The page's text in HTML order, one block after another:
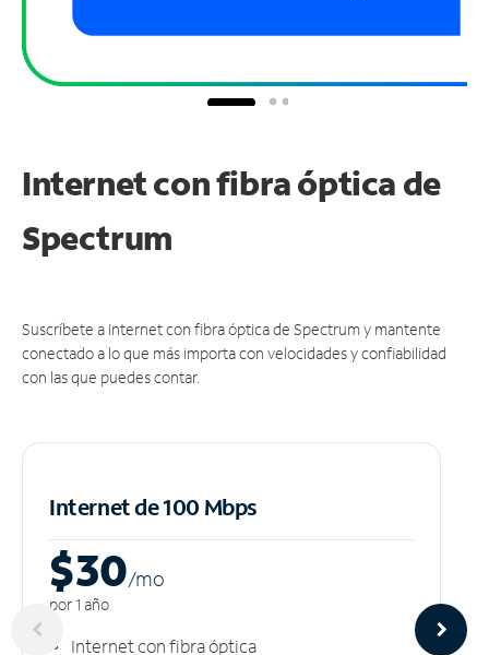
Internet con fibra óptica de
Spectrum
Suscríbete a Internet con fibra óptica de Spectrum y mantente
conectado a lo que más importa con velocidades y confiabilidad
con las que puedes contar.
Internet de 100 Mbps
$30/mo
por 1 año
Internet con fibra óptica